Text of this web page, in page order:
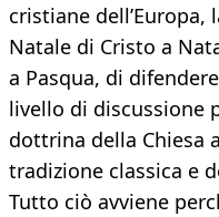
cristiane
Natale di Cristo a
a Pasqua, di
livello di discus­sione
dottrina della Chiesa
tradizione classica e
Tutto ciò avviene